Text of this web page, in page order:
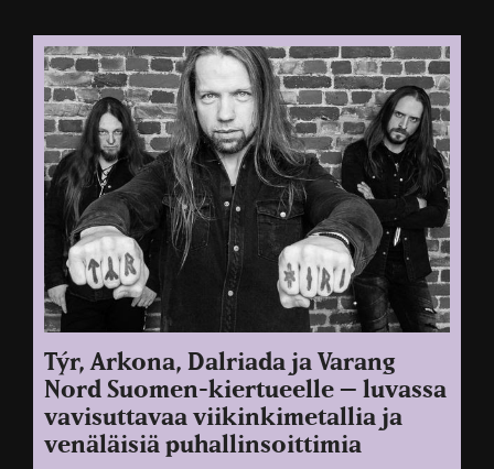
Týr, Arkona, Dalriada ja Varang
Nord Suomen-kiertueelle – luvassa
vavisuttavaa viikinkimetallia ja
venäläisiä puhallinsoittimia